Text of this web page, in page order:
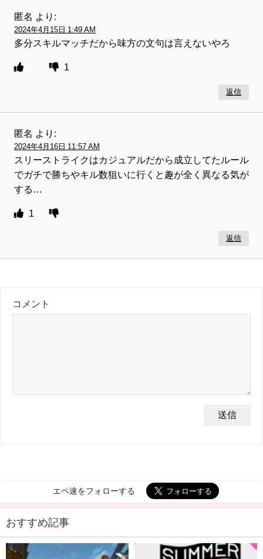
匿名 より:
2024年4月15日 1:49 AM
多分スキルマッチだから味方の文句は言えないやろ
1
返信
匿名 より:
2024年4月16日 11:57 AM
スリーストライクはカジュアルだから成立してたルール
でガチで勝ちやキル数狙いに行くと趣が全く異なる気が
する…
1
返信
コメント
エペ速をフォローする
おすすめ記事